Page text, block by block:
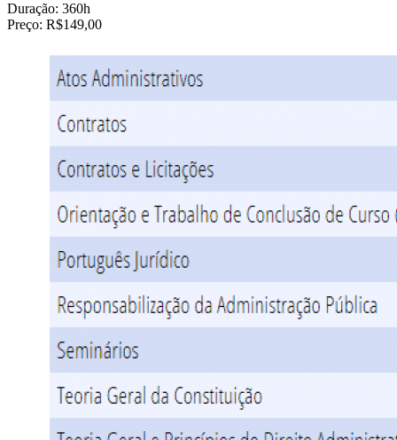
Duração: 360h
Preço: R$149,00